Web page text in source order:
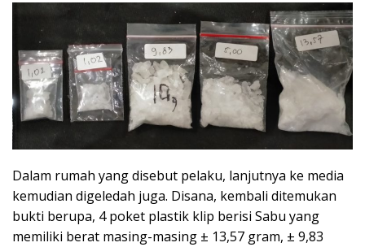
Dalam rumah yang disebut pelaku, lanjutnya ke media
kemudian digeledah juga. Disana, kembali ditemukan
bukti berupa, 4 poket plastik klip berisi Sabu yang
memiliki berat masing-masing ± 13,57 gram, ± 9,83